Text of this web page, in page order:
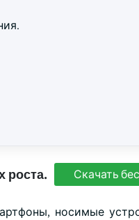
роста. Скачать
носимые